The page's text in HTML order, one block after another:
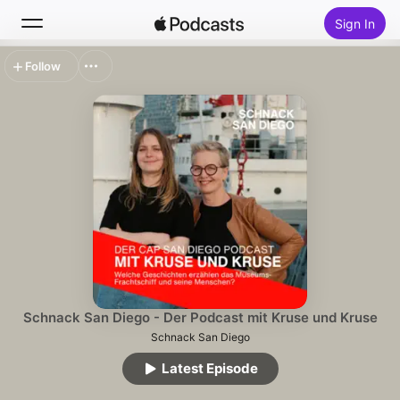
Sign In
Top Charts
Schnack San Diego - Der Podcast mit Kruse und Kruse
Schnack San Diego
Latest Episode
Follow